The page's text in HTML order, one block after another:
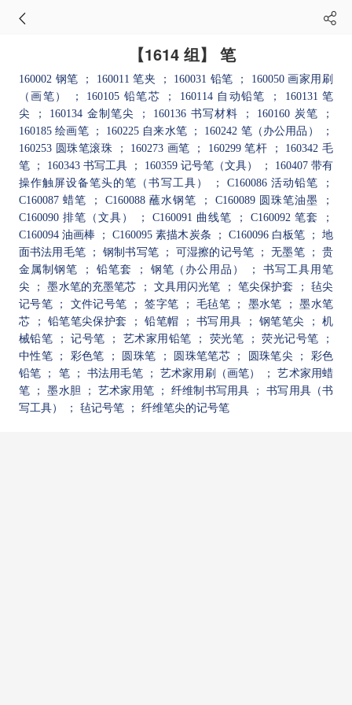
【1614 组】 笔
160002 钢笔 ； 160011 笔夹 ； 160031 铅笔
； 160050 画家用刷
（画笔）
； 160105 铅笔芯 ； 160114 自动铅笔
； 160131 笔
尖
； 160134 金制笔尖 ； 160136 书写材料 ； 160160 炭笔
；
160185 绘画笔
； 160225 自来水笔 ； 160242 笔（办公用品）
；
160253 圆珠笔滚珠
； 160273 画笔 ； 160299 笔杆
； 160342 毛
笔
； 160343 书写工具 ； 160359 记号笔（文具）
； 160407 带有
操作触屏设备笔头的笔（书写工具）
； C160086 活动铅笔
；
C160087 蜡笔
； C160088 蘸水钢笔 ； C160089 圆珠笔油墨
；
C160090 排笔（文具）
； C160091 曲线笔 ； C160092 笔套
；
C160094 油画棒
； C160095 素描木炭条 ； C160096 白板笔
； 地
面书法用毛笔
； 钢制书写笔 ； 可湿擦的记号笔 ； 无墨笔
； 贵
金属制钢笔
； 铅笔套 ； 钢笔（办公用品）
； 书写工具用笔
尖
； 墨水笔的充墨笔芯 ； 文具用闪光笔 ； 笔尖保护套
； 毡尖
记号笔
； 文件记号笔 ； 签字笔 ； 毛毡笔 ； 墨水笔
； 墨水笔
芯
； 铅笔笔尖保护套 ； 铅笔帽 ； 书写用具 ； 钢笔笔尖
； 机
械铅笔
； 记号笔 ； 艺术家用铅笔 ； 荧光笔 ； 荧光记号笔
；
中性笔
； 彩色笔 ； 圆珠笔 ； 圆珠笔笔芯 ； 圆珠笔尖
； 彩色
铅笔
； 笔 ； 书法用毛笔 ； 艺术家用刷（画笔）
； 艺术家用蜡
笔
； 墨水胆 ； 艺术家用笔 ； 纤维制书写用具
； 书写用具（书
写工具）
； 毡记号笔 ； 纤维笔尖的记号笔